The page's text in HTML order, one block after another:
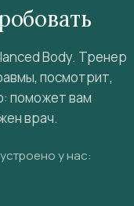
Body. Тренер
посмотрит,
поможет вам
врач.
у нас: